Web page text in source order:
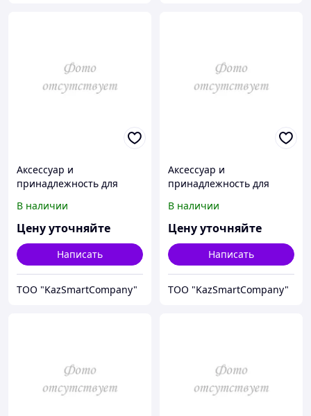
Аксессуар и
принадлежность для
калибровки Fluke
Calibration 3103-7
В наличии
Цену уточняйте
Написать
ТОО "KazSmartCompany"
Аксессуар и
принадлежность для
калибровки Fluke
Calibration 3107-2063
В наличии
Цену уточняйте
Написать
ТОО "KazSmartCompany"